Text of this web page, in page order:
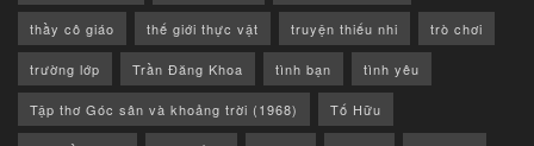
thầy cô giáo thế giới thực vật truyện thiếu nhi trò chơi
trường lớp Trần Đăng Khoa tình bạn tình yêu
Tập thơ Góc sân và khoảng trời (1968) Tố Hữu